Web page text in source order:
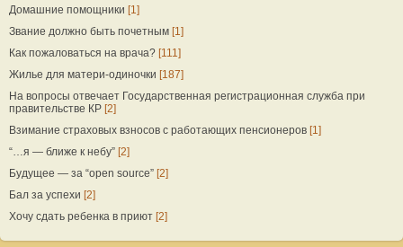
Домашние помощники [1]
Звание должно быть почетным [1]
Как пожаловаться на врача? [111]
Жилье для матери-одиночки [187]
На вопросы отвечает Государственная регистрационная служба при
правительстве КР [2]
Взимание страховых взносов с работающих пенсионеров [1]
“…я — ближе к небу” [2]
Будущее — за “open source” [2]
Бал за успехи [2]
Хочу сдать ребенка в приют [2]